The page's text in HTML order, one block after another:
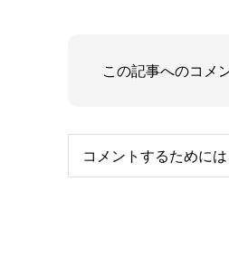
この記事へのコメ
コメントするためには